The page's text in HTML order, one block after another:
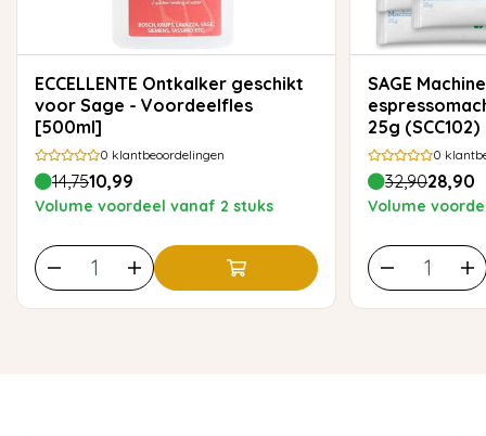
ECCELLENTE Ontkalker geschikt
voor Sage - Voordeelfles
[500ml]
0 klantbeoordelingen
14,7510,99
Volume voordeel vanaf 2 stuks
SAGE Machine Descaler –
25g (SCC102)
0
32,9028,90
Volume